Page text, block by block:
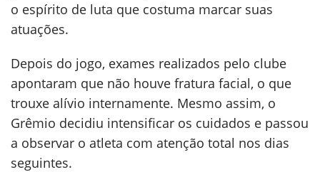
o espírito de luta que costuma marcar suas
atuações.
Depois do jogo, exames realizados pelo clube
apontaram que não houve fratura facial, o que
trouxe alívio internamente. Mesmo assim, o
Grêmio decidiu intensificar os cuidados e passou
a observar o atleta com atenção total nos dias
seguintes.